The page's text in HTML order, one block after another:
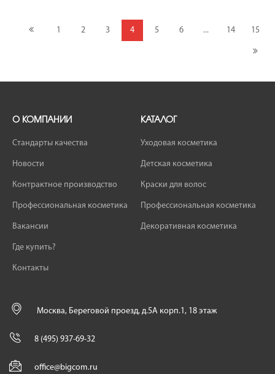
1 2 3 4 5 6 ... 14 15
О КОМПАНИИ
Стандарты качества
Новости
Контрактное производство
Профессиональная косметика
Вакансии
Где купить?
Контакты
КАТАЛОГ
Уходовая косметика
Детская косметика
Краски для волос
Профессиональная косметика
Декоративная косметика
Москва, Береговой проезд, д.5А корп.1, 18 этаж
8 (495) 937-69-32
office@bigcom.ru